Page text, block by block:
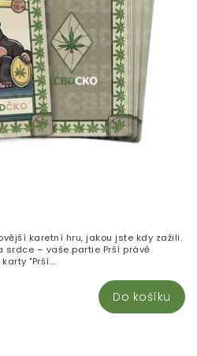
Do košíku
karetní hru, jakou jste kdy zažili.
srdce – vaše partie Prší právě
"Prší...